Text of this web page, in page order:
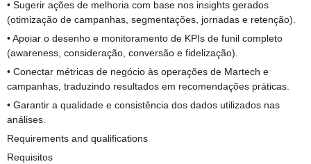
• Sugerir ações de melhoria com base nos insights gerados
(otimização de campanhas, segmentações, jornadas e retenção).
• Apoiar o desenho e monitoramento de KPIs de funil completo
(awareness, consideração, conversão e fidelização).
• Conectar métricas de negócio às operações de Martech e
campanhas, traduzindo resultados em recomendações práticas.
• Garantir a qualidade e consistência dos dados utilizados nas
análises.
Requirements and qualifications
Requisitos